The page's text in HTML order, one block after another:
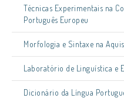
Técnicas Experimentais na
Português Europeu
Morfologia e Sintaxe na
Laboratório de Linguística e
Dicionário da Língua